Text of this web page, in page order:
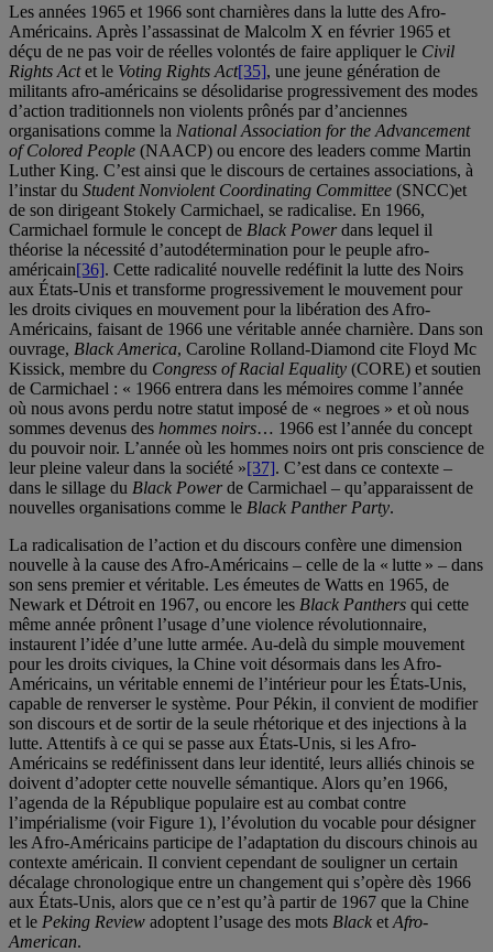
Les années 1965 et 1966 sont charnières dans la lutte des Afro-
Américains. Après l’assassinat de Malcolm X en février 1965 et
déçu de ne pas voir de réelles volontés de faire appliquer le Civil
Rights Actet le Voting Rights Act[35], une jeune génération de
militants afro-américains se désolidarise progressivement des modes
d’action traditionnels non violents prônés par d’anciennes
organisations comme la National Association for the Advancement
of Colored People (NAACP) ou encore des leaders comme Martin
Luther King. C’est ainsi que le discours de certaines associations, à
l’instar du Student Nonviolent Coordinating Committee (SNCC)et
de son dirigeant Stokely Carmichael, se radicalise. En 1966,
Carmichael formule le concept de Black Powerdans lequel il
théorise la nécessité d’autodétermination pour le peuple afro-
américain[36]. Cette radicalité nouvelle redéfinit la lutte des Noirs
aux États-Unis et transforme progressivement le mouvement pour
les droits civiques en mouvement pour la libération des Afro-
Américains, faisant de 1966 une véritable année charnière. Dans son
ouvrage, Black America, Caroline Rolland-Diamond cite Floyd Mc
Kissick, membre du Congress of Racial Equality (CORE) et soutien
de Carmichael : « 1966 entrera dans les mémoires comme l’année
où nous avons perdu notre statut imposé de « negroes » et où nous
sommes devenus des hommes noirs… 1966 est l’année du concept
du pouvoir noir. L’année où les hommes noirs ont pris conscience de
leur pleine valeur dans la société »[37]. C’est dans ce contexte –
dans le sillage du Black Powerde Carmichael – qu’apparaissent de
nouvelles organisations comme le Black Panther Party.
La radicalisation de l’action et du discours confère une dimension
nouvelle à la cause des Afro-Américains – celle de la « lutte » – dans
son sens premier et véritable. Les émeutes de Watts en 1965, de
Newark et Détroit en 1967, ou encore les Black Panthers qui cette
même année prônent l’usage d’une violence révolutionnaire,
instaurent l’idée d’une lutte armée. Au-delà du simple mouvement
pour les droits civiques, la Chine voit désormais dans les Afro-
Américains, un véritable ennemi de l’intérieur pour les États-Unis,
capable de renverser le système. Pour Pékin, il convient de modifier
son discours et de sortir de la seule rhétorique et des injections à la
lutte. Attentifs à ce qui se passe aux États-Unis, si les Afro-
Américains se redéfinissent dans leur identité, leurs alliés chinois se
doivent d’adopter cette nouvelle sémantique. Alors qu’en 1966,
l’agenda de la République populaire est au combat contre
l’impérialisme (voir Figure 1), l’évolution du vocable pour désigner
les Afro-Américains participe de l’adaptation du discours chinois au
contexte américain. Il convient cependant de souligner un certain
décalage chronologique entre un changement qui s’opère dès 1966
aux États-Unis, alors que ce n’est qu’à partir de 1967 que la Chine
et le Peking Review adoptent l’usage des mots Black et Afro-
American.